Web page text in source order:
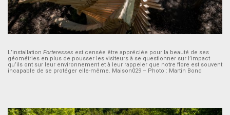
L’installation Forteresses est censée être appréciée pour la beauté de ses
géométries en plus de pousser les visiteurs à se questionner sur l’impact
qu’ils ont sur leur environnement et à leur rappeler que notre flore est souvent
incapable de se protéger elle-même. Maison029 – Photo : Martin Bond